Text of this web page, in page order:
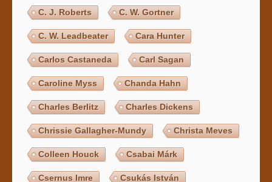
C. J. Roberts C. W. Gortner
C. W. Leadbeater Cara Hunter
Carlos Castaneda Carl Sagan
Caroline Myss Chanda Hahn
Charles Berlitz Charles Dickens
Chrissie Gallagher-Mundy Christa Meves
Colleen Houck Csabai Márk
Csernus Imre Csukás István